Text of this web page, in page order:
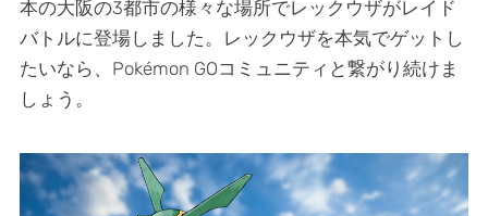
本の大阪の3都市の様々な場所でレックウザがレイド
バトルに登場しました。レックウザを本気でゲットし
たいなら、Pokémon GOコミュニティと繋がり続けま
しょう。